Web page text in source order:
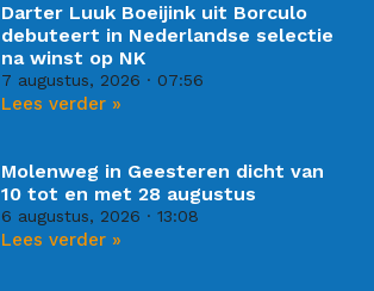
Darter Luuk Boeijink uit Borculo
debuteert in Nederlandse selectie
na winst op NK
7 augustus, 2026 07:56
Lees verder »
Molenweg in Geesteren dicht van
10 tot en met 28 augustus
6 augustus, 2026 13:08
Lees verder »